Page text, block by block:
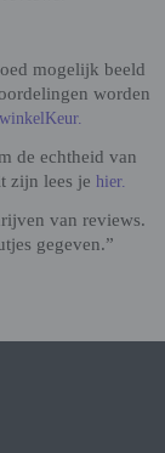
mogelijk beeld
worden
de echtheid van
zijn lees je hier.
van reviews.
gegeven.”